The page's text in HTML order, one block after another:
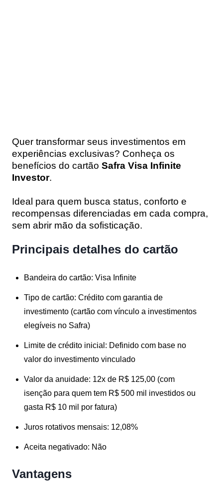
Quer transformar seus investimentos em
experiências exclusivas? Conheça os
benefícios do cartão Safra Visa Infinite
Investor.
Ideal para quem busca status, conforto e
recompensas diferenciadas em cada compra,
sem abrir mão da sofisticação.
Principais detalhes do cartão
Bandeira do cartão: Visa Infinite
Tipo de cartão: Crédito com garantia de
investimento (cartão com vínculo a investimentos
elegíveis no Safra)
Limite de crédito inicial: Definido com base no
valor do investimento vinculado
Valor da anuidade: 12x de R$ 125,00 (com
isenção para quem tem R$ 500 mil investidos ou
gasta R$ 10 mil por fatura)
Juros rotativos mensais: 12,08%
Aceita negativado: Não
Vantagens